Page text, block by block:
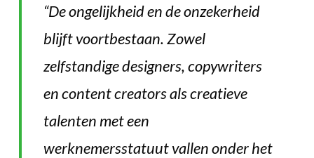
“De ongelijkheid en de onzekerheid
blijft voortbestaan. Zowel
zelfstandige designers, copywriters
en content creators als creatieve
talenten met een
werknemersstatuut vallen onder het